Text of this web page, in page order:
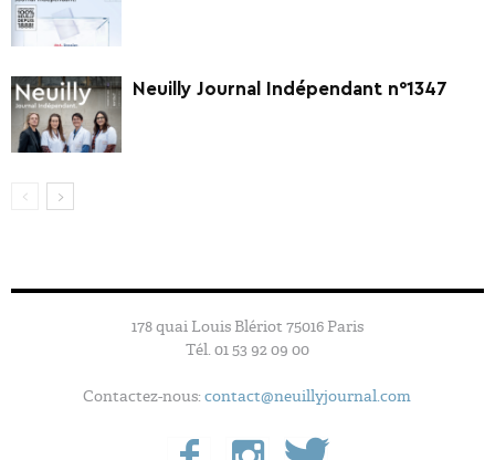
Neuilly Journal Indépendant n°1347
178 quai Louis Blériot 75016 Paris
Tél. 01 53 92 09 00
Contactez-nous:contact@neuillyjournal.com